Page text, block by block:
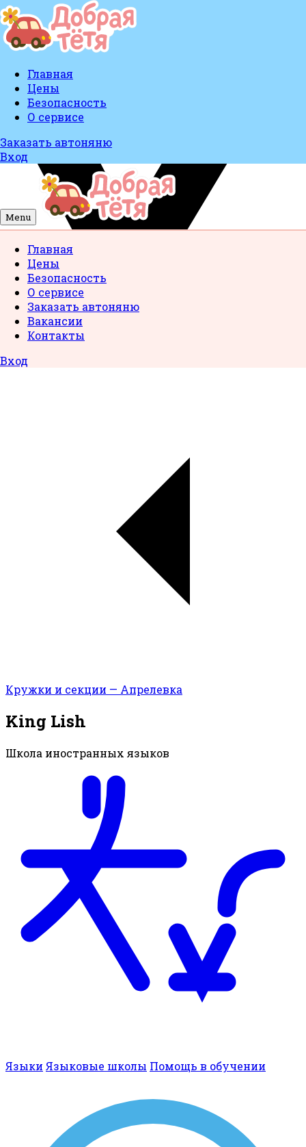
Главная
Цены
Безопасность
О сервисе
Заказать автоняню
Вход
Menu
Главная
Цены
Безопасность
О сервисе
Заказать автоняню
Вакансии
Контакты
Вход
Кружки и секции — Апрелевка
King Lish
Школа иностранных языков
Языки Языковые школы Помощь в обучении